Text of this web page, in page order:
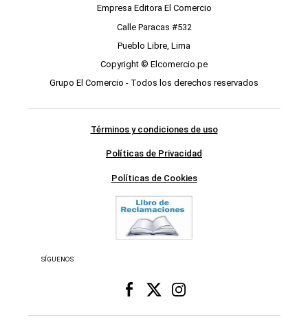
Empresa Editora El Comercio
Calle Paracas #532
Pueblo Libre, Lima
Copyright © Elcomercio.pe
Grupo El Comercio - Todos los derechos reservados
Términos y condiciones de uso
Políticas de Privacidad
Políticas de Cookies
SÍGUENOS